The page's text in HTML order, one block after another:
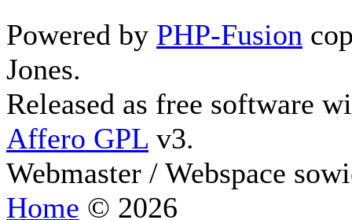
Powered by PHP-Fusion
Jones.
Released as free software
Affero GPL v3.
Webmaster / Webspace
Home © 2026